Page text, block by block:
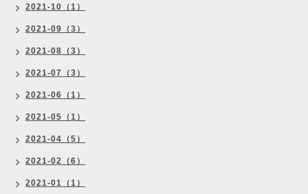
2021-10（1）
2021-09（3）
2021-08（3）
2021-07（3）
2021-06（1）
2021-05（1）
2021-04（5）
2021-02（6）
2021-01（1）